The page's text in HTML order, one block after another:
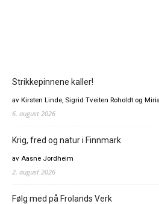
Strikkepinnene kaller!
av Kirsten Linde, Sigrid Tveiten Roholdt og
6. august 2026
Krig, fred og natur i Finnmark
av Aasne Jordheim
2. august 2026
Følg med på Frolands Verk